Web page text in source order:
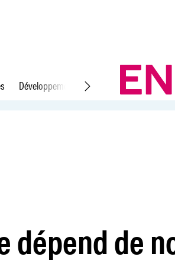
Développement durable Droit du travail
européen»
dépend de